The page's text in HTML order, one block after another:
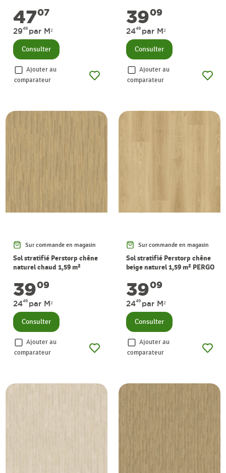
4707
2949 par M²
Consulter
Ajouter au
comparateur
3909
2449 par M²
Consulter
Ajouter au
comparateur
Sur commande en magasin
Sol stratifié Perstorp chêne
naturel chaud 1,59 m²
3909
2449 par M²
Consulter
Ajouter au
comparateur
Sur commande en magasin
Sol stratifié Perstorp chêne
beige naturel 1,59 m² PERGO
3909
2449 par M²
Consulter
Ajouter au
comparateur